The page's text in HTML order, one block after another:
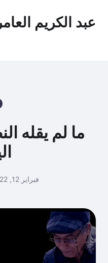
عبد الكريم
ما لم يقله
فبراير 12, 2022 | by alamiry